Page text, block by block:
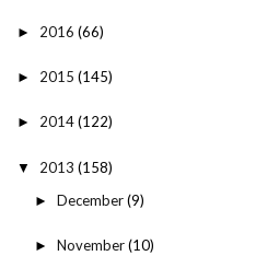
► 2016 (66)
► 2015 (145)
► 2014(122)
▼ 2013 (158)
► December(9)
► November(10)